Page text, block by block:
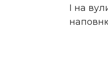
І на